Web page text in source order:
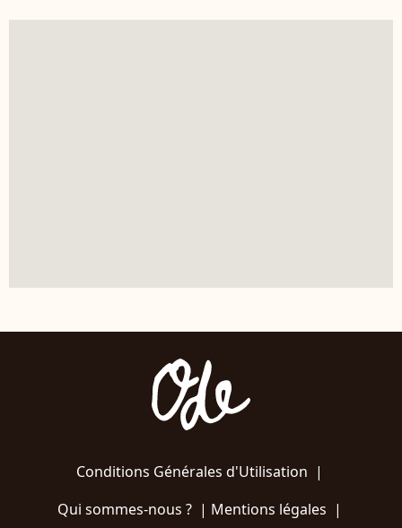
Conditions Générales d'Utilisation |
Qui sommes-nous ?| Mentions légales |